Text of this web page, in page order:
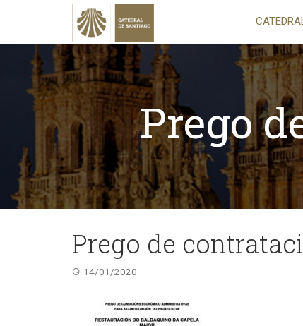
Prego
Prego de
14/01/2020